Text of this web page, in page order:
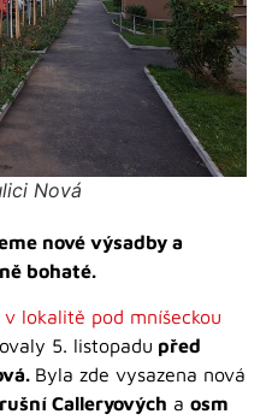
Nová
nové výsadby a
bohaté.
v lokalitě pod mníšeckou
5. listopadu před
Byla zde vysazena nová
Calleryových a osm